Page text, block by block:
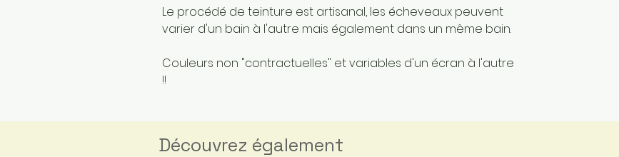
Le procédé de teinture est artisanal, les écheveaux peuvent
varier d'un bain à l'autre mais également dans un même bain.
Couleurs non "contractuelles" et variables d'un écran à l'autre
!!
Découvrez également